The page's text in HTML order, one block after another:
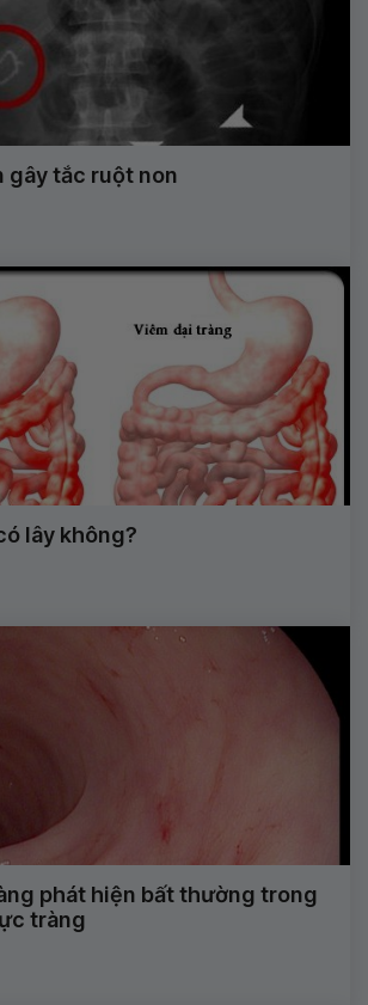
gây tắc ruột non
lây không?
phát hiện bất thường trong
tràng